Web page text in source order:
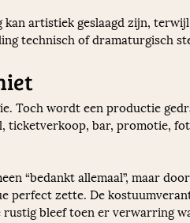
artistiek geslaagd zijn,
technisch of dramaturgisch
Toch wordt een productie
ticketverkoop, bar, promotie,
“bedankt allemaal”, maar
perfect zette. De
bleef toen er verwarring